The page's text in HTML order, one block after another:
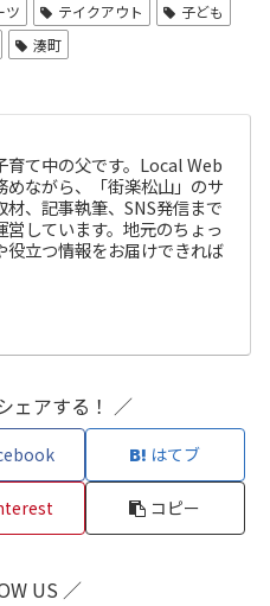
ツ テイクアウト
子ども
湊町
育て中の父です。Local Web
めながら、「街楽松山」のサ
材、記事執筆、SNS発信まで
営しています。地元のちょっ
役立つ情報をお届けできれば
ェアする！ ／
はてブ
コピー
US ／